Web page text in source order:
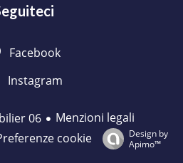
Facebook
Instagram
06
Menzioni legali
cookie
Design by
Apimo™